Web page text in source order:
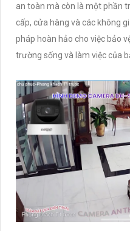
an toàn mà còn là một phần
cấp, cửa hàng và các không
pháp hoàn hảo cho việc bảo
trường sống và làm việc của